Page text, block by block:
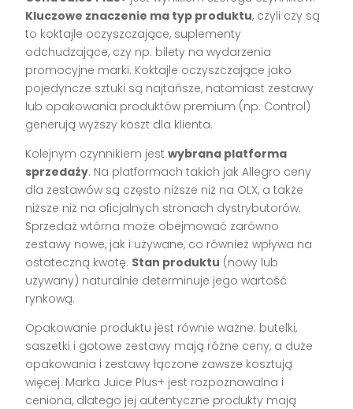
Kluczowe znaczenie ma typ produktu, czyli czy są
to koktajle oczyszczające, suplementy
odchudzające, czy np. bilety na wydarzenia
promocyjne marki. Koktajle oczyszczające jako
pojedyncze sztuki są najtańsze, natomiast zestawy
lub opakowania produktów premium (np. Control)
generują wyższy koszt dla klienta.
Kolejnym czynnikiem jestwybrana platforma
sprzedaży. Na platformach takich jak Allegro ceny
dla zestawów są często niższe niż na OLX, a także
niższe niż na oficjalnych stronach dystrybutorów.
Sprzedaż wtórna może obejmować zarówno
zestawy nowe, jak i używane, co również wpływa na
ostateczną kwotę. Stan produktu (nowy lub
używany) naturalnie determinuje jego wartość
rynkową.
Opakowanie produktu jest równie ważne: butelki,
saszetki i gotowe zestawy mają różne ceny, a duże
opakowania i zestawy łączone zawsze kosztują
więcej. Marka Juice Plus+ jest rozpoznawalna i
ceniona, dlatego jej autentyczne produkty mają